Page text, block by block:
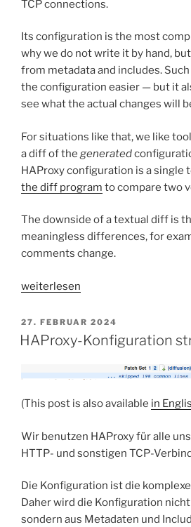
TCP connections.
Its configuration is the most
why we do not write it by hand,
from metadata and includes.
the configuration easier — but it
see what the actual changes will
For situations like that, we like
a diff of the generated
HAProxy configuration is a single
the diff program to compare two
The downside of a textual diff is
meaningless differences, for
comments change.
„Structural
for
HAProxy
weiterlesen
VERÖFFENTLICHT
AM
27. FEBRUAR 2024
HAProxy-Konfiguration
(This post is also available in
Wir benutzen HAProxy für alle
HTTP- und sonstigen TCP-
Die Konfiguration ist die
Daher wird die Konfiguration
sondern aus Metadaten und